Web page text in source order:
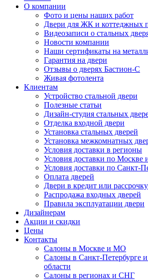
О компании
Фото и цены наших работ
Двери для ЖК и коттеджных
Видеозаписи о стальных
Новости компании
Наши сертификаты на
Гарантия на двери
Отзывы о дверях Бастион-С
Живая фотолента
Клиентам
Устройство стальной двери
Полезные статьи
Дизайн-студия стальных
Отделка входной двери
Установка стальных дверей
Установка межкомнатных
Условия доставки в регионы
Условия доставки по
Условия доставки по Санкт-
Оплата дверей
Двери в кредит или рассрочку
Распродажа входных дверей
Правила эксплуатации двери
Дизайнерам
Акции и скидки
Цены
Контакты
Салоны в Москве и МО
Салоны в Санкт-Петербурге
области
Салоны в регионах и СНГ